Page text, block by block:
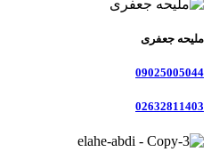
ملیحه جعفری
09025005044
02632811403